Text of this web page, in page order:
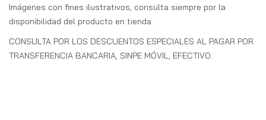
Imágenes con fines ilustrativos, consulta siempre por la
disponibilidad del producto en tienda.
CONSULTA POR LOS DESCUENTOS ESPECIALES AL PAGAR POR
TRANSFERENCIA BANCARIA, SINPE MÓVIL, EFECTIVO.